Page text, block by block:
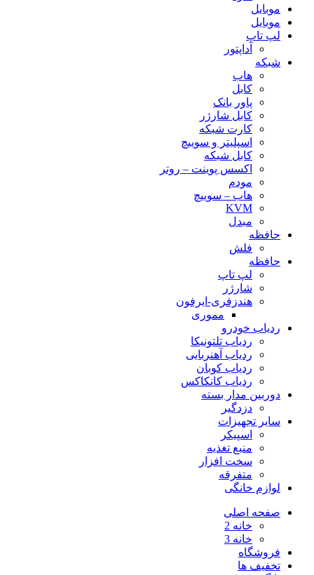
موبایل
موبایل
لپ تاپ
آداپتور
شبکه
هاب
کابل
پاور بانک
کابل شارژر
کارت شبکه
اسپلیتر و سوییچ
کابل شبکه
اکسس پوینت – روتر
مودم
هاب – سوییچ
KVM
مبدل
حافظه
فلش
حافظه
لپ تاپ
شارژر
هندزفری-ایرفون
مموری
ردیاب خودرو
ردیاب تلتونیکا
ردیاب آهنربایی
ردیاب کوبان
ردیاب کانکاکس
دوربین مدار بسته
دزدگیر
سایر تجهیزات
اسپیکر
منبع تغذیه
سخت افزار
متفرقه
لوازم خانگی
صفحه اصلی
خانه 2
خانه 3
فروشگاه
تخفیف ها